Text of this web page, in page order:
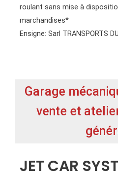
roulant sans mise à
marchandises*
Ensigne: Sarl TRANSPORTS
Garage
vente et
JET CAR